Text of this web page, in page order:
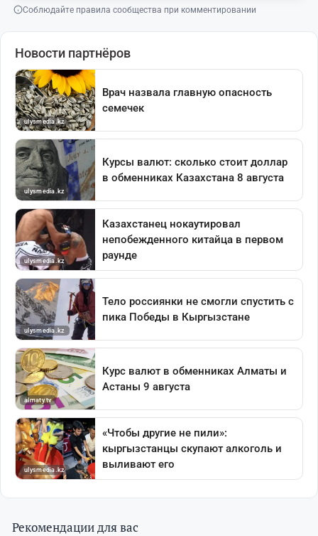
Соблюдайте правила сообщества при комментировании
Рекомендации для вас